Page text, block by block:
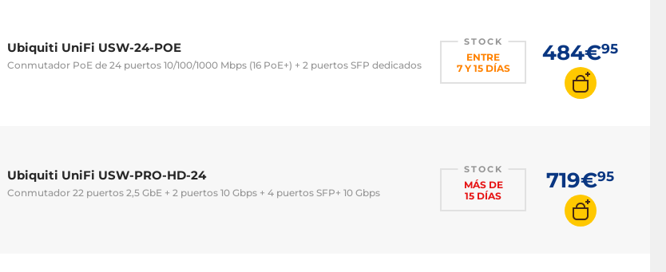
Ubiquiti UniFi USW-24-POE
Conmutador PoE de 24 puertos 10/100/1000 Mbps (16 PoE+) + 2 puertos SFP dedicados
STOCK
ENTRE
7 Y 15 DÍAS
484€95
Ubiquiti UniFi USW-PRO-HD-24
Conmutador 22 puertos 2,5 GbE + 2 puertos 10 Gbps + 4 puertos SFP+ 10 Gbps
STOCK
MÁS DE
15 DÍAS
719€95